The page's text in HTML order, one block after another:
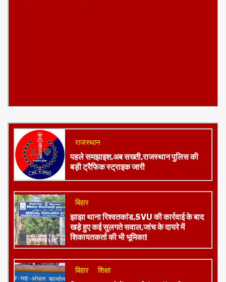
राजस्थान
पहले समझाइश,अब सख्ती,राजस्थान पुलिस की
बड़ी ट्रैफिक स्ट्राइक जारी
बिहार
झाझा थाना रिश्वतकांड,SVU की कार्रवाई के बाद
खड़े हुए कई सुलगते सवाल,जांच के दायरे में
शिकायतकर्ता की भी भूमिका!
बिहार शिक्षा